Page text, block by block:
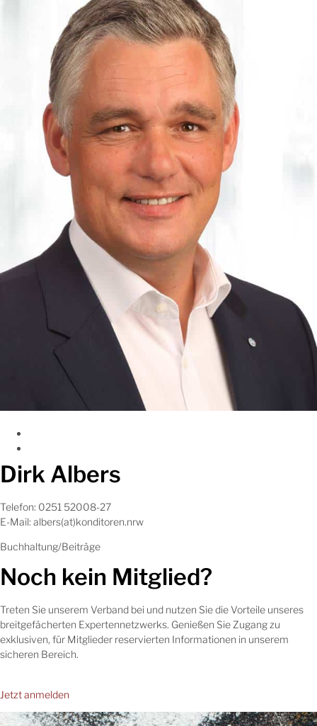
Dirk Albers
Telefon: 0251 52008-27
E-Mail: albers(at)konditoren.nrw
Buchhaltung/Beiträge
Noch kein Mitglied?
Treten Sie unserem Verband bei und nutzen Sie die Vorteile unseres
breitgefächerten Expertennetzwerks. Genießen Sie Zugang zu
exklusiven, für Mitglieder reservierten Informationen in unserem
sicheren Bereich.
Jetzt anmelden